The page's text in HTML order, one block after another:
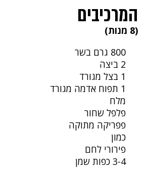
המרכיבים
(8 מנות)
800 גרם בשר
2 ביצה
1 בצל מגורד
1 תפוח אדמה מגורד
מלח
פלפל שחור
פפריקה מתוקה
כמון
פירורי לחם
3-4 כפות שמן